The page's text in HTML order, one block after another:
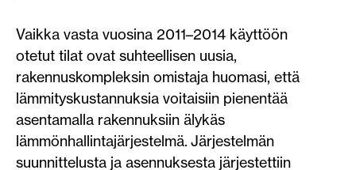
Vaikka vasta vuosina 2011–2014 käyttöön
otetut tilat ovat suhteellisen uusia,
rakennuskompleksin omistaja huomasi, että
lämmityskustannuksia voitaisiin pienentää
asentamalla rakennuksiin älykäs
lämmönhallintajärjestelmä. Järjestelmän
suunnittelusta ja asennuksesta järjestettiin